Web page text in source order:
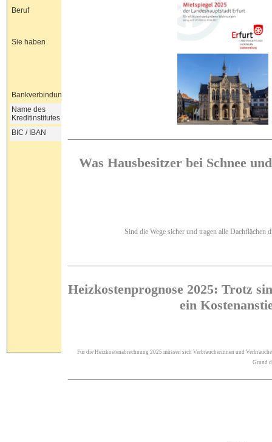
Was Hausbesitzer bei Schnee
Sind die Wege sicher und tragen alle Dachflächen
Heizkostenprognose 2025: Trotz
ein
Für die Heizkostenabrechnung 2025 müssen sich Verbraucherinnen und
Grund